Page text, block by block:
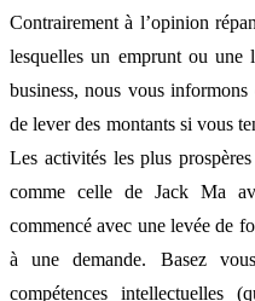
Contrairement à l’opinion
lesquelles un emprunt ou une
business, nous vous
de lever des montants si vous
Les activités les plus
comme celle de Jack Ma
commencé avec une levée de
à une demande. Basez
compétences intellectuelles